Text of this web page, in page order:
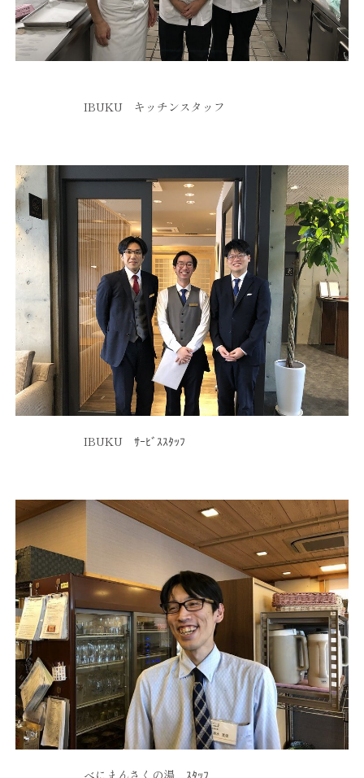
IBUKU キッチンスタッフ
IBUKU ｻｰﾋﾞｽｽﾀｯﾌ